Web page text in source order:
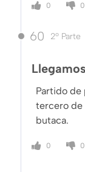
0 0
60 2º Parte
Partido de
tercero de
butaca.
0 0